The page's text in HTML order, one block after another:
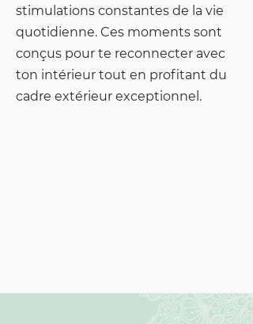
stimulations constantes de la vie
quotidienne. Ces moments sont
conçus pour te reconnecter avec
ton intérieur tout en profitant du
cadre extérieur exceptionnel.